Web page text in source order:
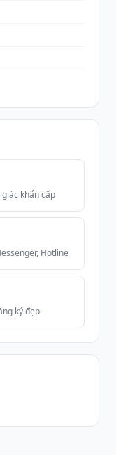
khẩn cấp
Hotline
ký đẹp